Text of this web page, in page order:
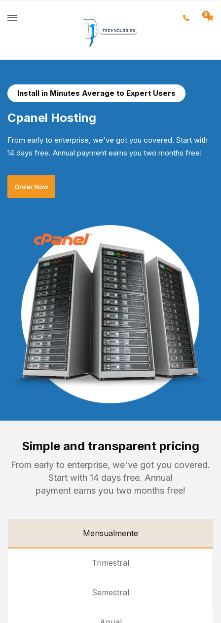
0
Install in Minutes Average to Expert Users
Cpanel Hosting
From early to enterprise, we've got you covered. Start with
14 days free. Annual payment earns you two months free!
Order Now
Simple and transparent pricing
From early to enterprise, we've got you covered.
Start with 14 days free. Annual
payment earns you two months free!
Mensualmente
Trimestral
Semestral